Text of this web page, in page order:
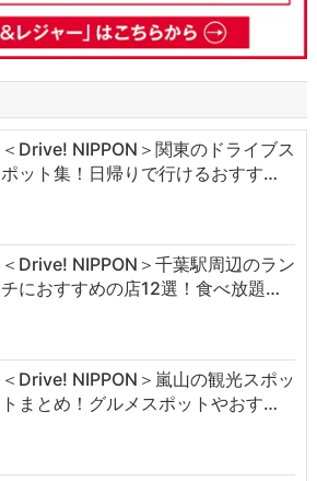
＜Drive! NIPPON＞関東のドライブス
ポット集！日帰りで行けるおすす…
＜Drive! NIPPON＞千葉駅周辺のラン
チにおすすめの店12選！食べ放題…
＜Drive! NIPPON＞嵐山の観光スポッ
トまとめ！グルメスポットやおす…